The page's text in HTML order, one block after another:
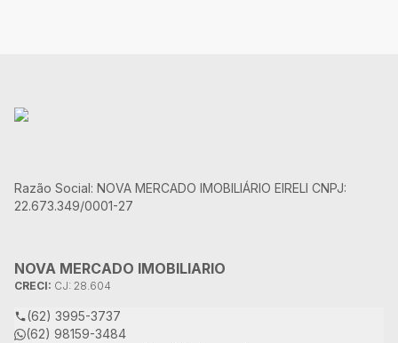
Razão Social: NOVA MERCADO IMOBILIÁRIO EIRELI CNPJ:
22.673.349/0001-27
NOVA MERCADO IMOBILIARIO
CRECI: CJ: 28.604
(62) 3995-3737
(62) 98159-3484